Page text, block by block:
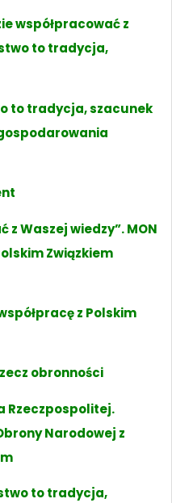
współpracować z
to tradycja,
to tradycja, szacunek
z Waszej wiedzy”. MON
Związkiem
z Polskim
obronności
Rzeczpospolitej.
Narodowej z
to tradycja,